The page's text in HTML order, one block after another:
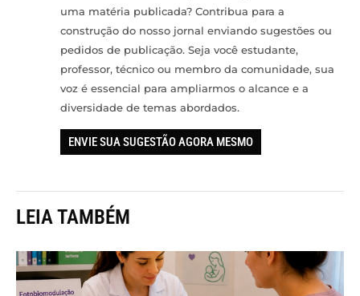
uma matéria publicada? Contribua para a
construção do nosso jornal enviando sugestões ou
pedidos de publicação. Seja você estudante,
professor, técnico ou membro da comunidade, sua
voz é essencial para ampliarmos o alcance e a
diversidade de temas abordados.
ENVIE SUA SUGESTÃO AGORA MESMO
LEIA TAMBÉM